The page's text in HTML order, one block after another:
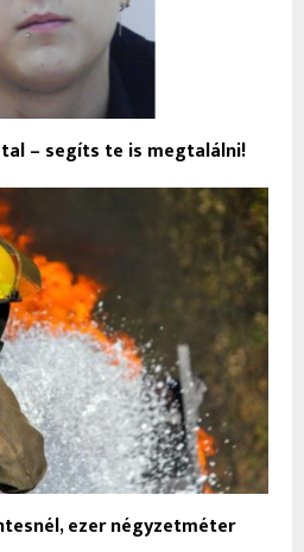
– segíts te is megtalálni!
ezer négyzetméter